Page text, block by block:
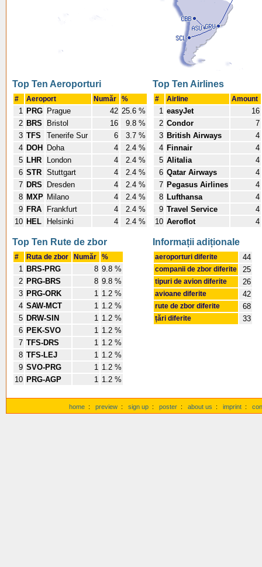
Top Ten Aeroporturi
# Aeroport Număr %
1 PRG Prague 42 25.6 %
2 BRS Bristol 16
9.8 %
3 TFS Tenerife Sur 6
3.7 %
4 DOH Doha 4
2.4 %
5 LHR London 4
2.4 %
6 STR Stuttgart 4
2.4 %
7 DRS Dresden 4
2.4 %
8 MXP Milano 4
2.4 %
9 FRA Frankfurt 4
2.4 %
10 HEL Helsinki 4 2.4 %
Top Ten Airlines
# Airline Amount
1 easyJet
16
2 Condor
7
3 British Airways
4
4 Finnair
4
5 Alitalia
4
6 Qatar Airways
4
7 Pegasus Airlines
4
8 Lufthansa
4
9 Travel Service
4
10 Aeroflot 4
Top Ten Rute de zbor
# Ruta de zbor Număr %
1 BRS-PRG 8 9.8 %
2 PRG-BRS 8 9.8 %
3 PRG-ORK 1 1.2 %
4 SAW-MCT 1 1.2 %
5 DRW-SIN 1 1.2 %
6 PEK-SVO 1 1.2 %
7 TFS-DRS 1 1.2 %
8 TFS-LEJ 1 1.2 %
9 SVO-PRG 1 1.2 %
10 PRG-AGP 1 1.2 %
Informații adiționale
aeroporturi diferite 44
companii de zbor diferite 25
tipuri de avion diferite 26
avioane diferite 42
rute de zbor diferite 68
țări diferite 33
home : preview : sign up : poster : about us : imprint :